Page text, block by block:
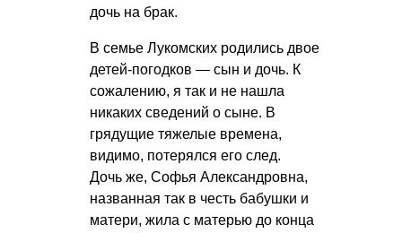
дочь на брак.
В семье Лукомских родились двое
детей-погодков — сын и дочь. К
сожалению, я так и не нашла
никаких сведений о сыне. В
грядущие тяжелые времена,
видимо, потерялся его след.
Дочь же, Софья Александровна,
названная так в честь бабушки и
матери, жила с матерью до конца